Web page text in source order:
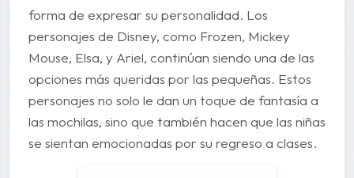
forma de expresar su personalidad. Los
personajes de Disney, como Frozen, Mickey
Mouse, Elsa, y Ariel, continúan siendo una de las
opciones más queridas por las pequeñas. Estos
personajes no solo le dan un toque de fantasía a
las mochilas, sino que también hacen que las niñas
se sientan emocionadas por su regreso a clases.